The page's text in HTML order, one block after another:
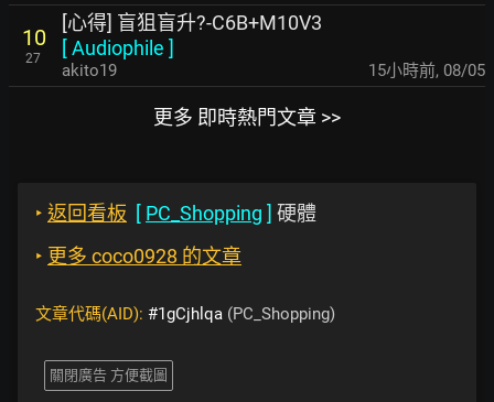
10
27
[心得] 盲狙盲升?-C6B+M10V3
[Audiophile ]
akito19 15小時前, 08/05
更多 即時熱門文章 >>
‣ 返回看板 [ PC_Shopping ] 硬體
‣ 更多 coco0928 的文章
文章代碼(AID): #1gCjhlqa (PC_Shopping)
關閉廣告 方便截圖